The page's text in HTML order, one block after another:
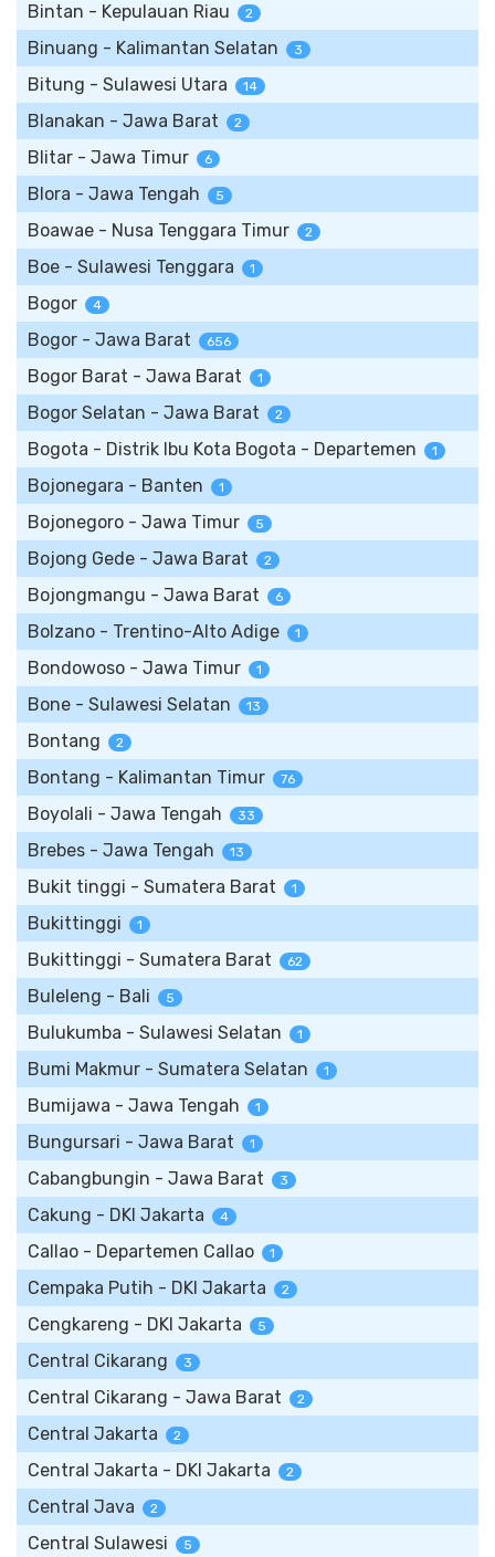
Bintan - Kepulauan Riau 2
Binuang - Kalimantan Selatan 3
Bitung - Sulawesi Utara 14
Blanakan - Jawa Barat 2
Blitar - Jawa Timur 6
Blora - Jawa Tengah 5
Boawae - Nusa Tenggara Timur 2
Boe - Sulawesi Tenggara 1
Bogor 4
Bogor - Jawa Barat 656
Bogor Barat - Jawa Barat 1
Bogor Selatan - Jawa Barat 2
Bogota - Distrik Ibu Kota Bogota - Departemen 1
Bojonegara - Banten 1
Bojonegoro - Jawa Timur 5
Bojong Gede - Jawa Barat 2
Bojongmangu - Jawa Barat 6
Bolzano - Trentino-Alto Adige 1
Bondowoso - Jawa Timur 1
Bone - Sulawesi Selatan 13
Bontang 2
Bontang - Kalimantan Timur 76
Boyolali - Jawa Tengah 33
Brebes - Jawa Tengah 13
Bukit tinggi - Sumatera Barat 1
Bukittinggi 1
Bukittinggi - Sumatera Barat 62
Buleleng - Bali 5
Bulukumba - Sulawesi Selatan 1
Bumi Makmur - Sumatera Selatan 1
Bumijawa - Jawa Tengah 1
Bungursari - Jawa Barat 1
Cabangbungin - Jawa Barat 3
Cakung - DKI Jakarta 4
Callao - Departemen Callao 1
Cempaka Putih - DKI Jakarta 2
Cengkareng - DKI Jakarta 5
Central Cikarang 3
Central Cikarang - Jawa Barat 2
Central Jakarta 2
Central Jakarta - DKI Jakarta 2
Central Java 2
Central Sulawesi 5